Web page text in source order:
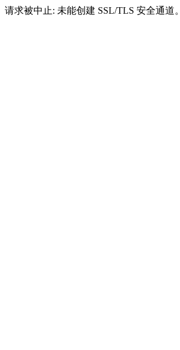
请求被中止: 未能创建 SSL/TLS 安全通道。